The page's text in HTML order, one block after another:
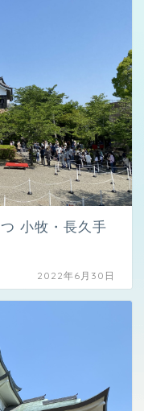
小牧・長久手
2022年6月30日